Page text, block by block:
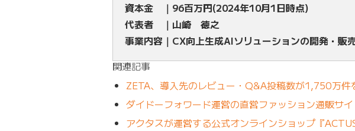
資本金 ｜96百万円(2024年10月1日時点)
代表者 ｜山崎 徳之
事業内容｜CX向上生成AIソリューションの開発・販
関連記事
ZETA、導入先のレビュー・Q&A投稿数が1,750万
ダイドーフォワード運営の直営ファッション通販サ
アクタスが運営する公式オンラインショップ『